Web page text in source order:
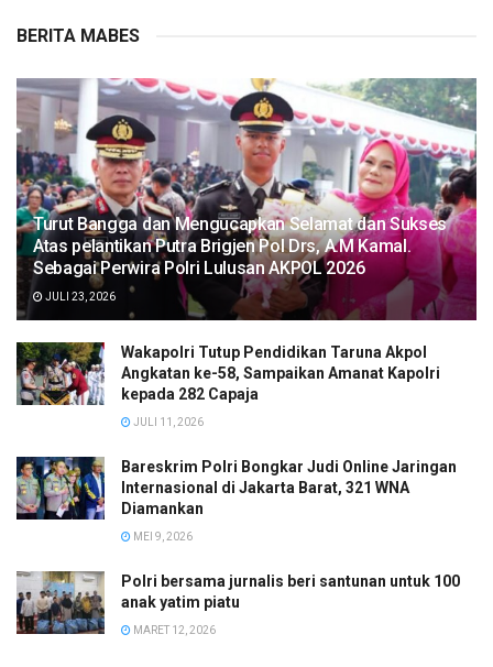
BERITA MABES
Turut Bangga dan Mengucapkan Selamat dan Sukses
Atas pelantikan Putra Brigjen Pol Drs, A.M Kamal.
Sebagai Perwira Polri Lulusan AKPOL 2026
JULI 23, 2026
Wakapolri Tutup Pendidikan Taruna Akpol
Angkatan ke-58, Sampaikan Amanat Kapolri
kepada 282 Capaja
JULI 11, 2026
Bareskrim Polri Bongkar Judi Online Jaringan
Internasional di Jakarta Barat, 321 WNA
Diamankan
MEI 9, 2026
Polri bersama jurnalis beri santunan untuk 100
anak yatim piatu
MARET 12, 2026